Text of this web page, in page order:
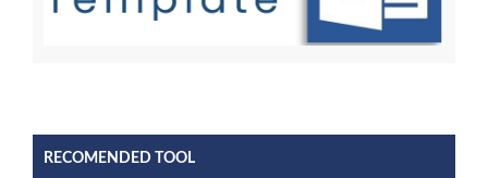
RECOMENDED TOOL